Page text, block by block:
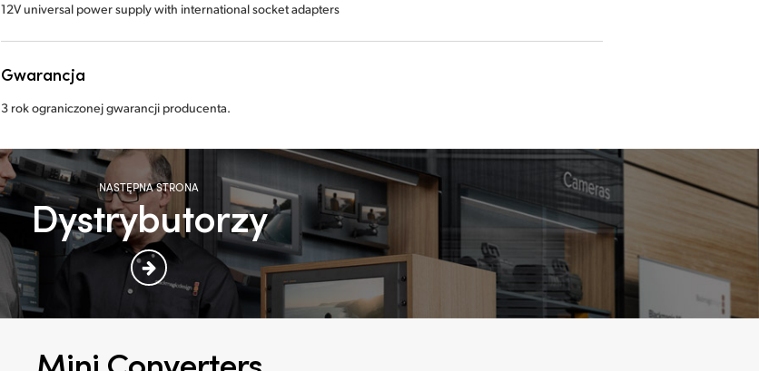
12V universal power supply with international socket adapters
Gwarancja
3 rok ograniczonej gwarancji producenta.
NASTĘPNA STRONA
Dystrybutorzy